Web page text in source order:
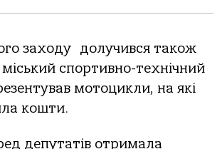
заходу долучився також
міський спортивно-технічний
мотоцикли, на які
кошти.
депутатів отримала